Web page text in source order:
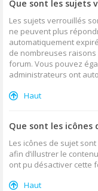
Que sont les sujets
Les sujets verrouillés
ne peuvent plus
automatiquement
de nombreuses
forum. Vous pouvez
administrateurs ont
Haut
Que sont les icônes
Les icônes de sujet
afin d’illustrer le
ont pu désactiver cette
Haut